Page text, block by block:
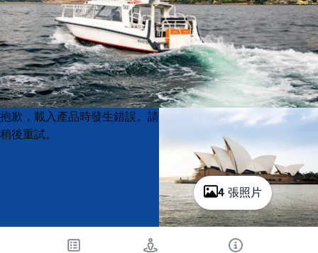
4 張照片
Product
List
Product
List
抱歉，載入產品時發生錯誤。請
稍後重試。